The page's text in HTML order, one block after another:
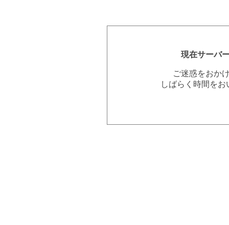
現在サーバ
ご迷惑をおか
しばらく時間を